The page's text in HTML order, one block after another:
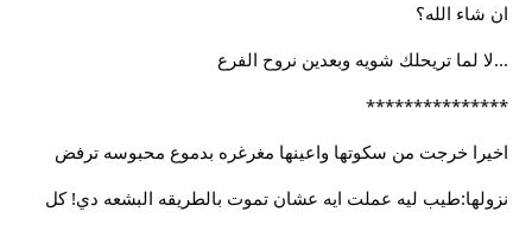
ان شاء الله؟
...لا لما تريحلك شويه وبعدين نروح الفرع
***************
اخيرا خرجت من سكوتها واعينها مغرغره بدموع محبوسه ترفض
نزولها:طيب ليه عملت ايه عشان تموت بالطريقه البشعه دي! كل